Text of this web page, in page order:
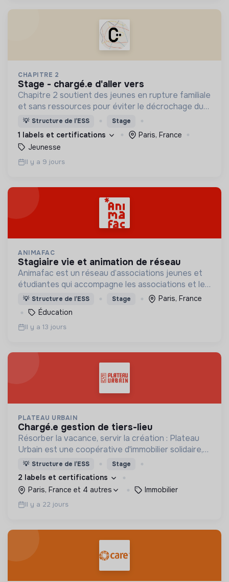
CHAPITRE 2
stage - chargé.e d'aller vers
Chapitre 2 soutient des jeunes en rupture familiale
et sans ressources pour éviter le décrochage du
parcours d'insertion et le glissement vers
l'exclusion.
💡 Structure de l’ESS Stage
1 labels et certifications
Paris, France
Jeunesse
Il y a 9 jours
ANIMAFAC
stagiaire vie et animation de réseau
Animafac est un réseau d’associations jeunes et
étudiantes qui accompagne les associations et les
individus qui les composent dans la réalisation de
leurs projets et leur parcours d’engagement.
💡 Structure de l’ESS Stage
Paris, France
Éducation
Il y a 13 jours
PLATEAU URBAIN
chargé.e gestion de tiers-lieu
Résorber la vacance, servir la création : Plateau
Urbain est une coopérative d'immobilier solidaire,
spécialisée dans le montage et la gestion
d'occupations temporaires de bâtiments vacants
💡 Structure de l’ESS Stage
2 labels et certifications
Paris, France et 4 autres
Immobilier
Il y a 22 jours